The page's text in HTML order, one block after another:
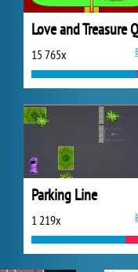
15 765x
Parking Line
1 219x